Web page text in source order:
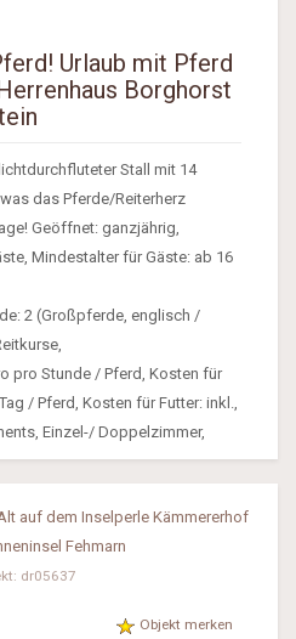
Urlaub mit Pferd
Borghorst
Stall mit 14
das Pferde/Reiterherz
Geöffnet: ganzjährig,
Mindestalter für Gäste: ab 16
2 (Großpferde, englisch /
pro Stunde / Pferd, Kosten für
/ Pferd, Kosten für Futter: inkl.,
Einzel-/ Doppelzimmer,
dr05637
Objekt merken